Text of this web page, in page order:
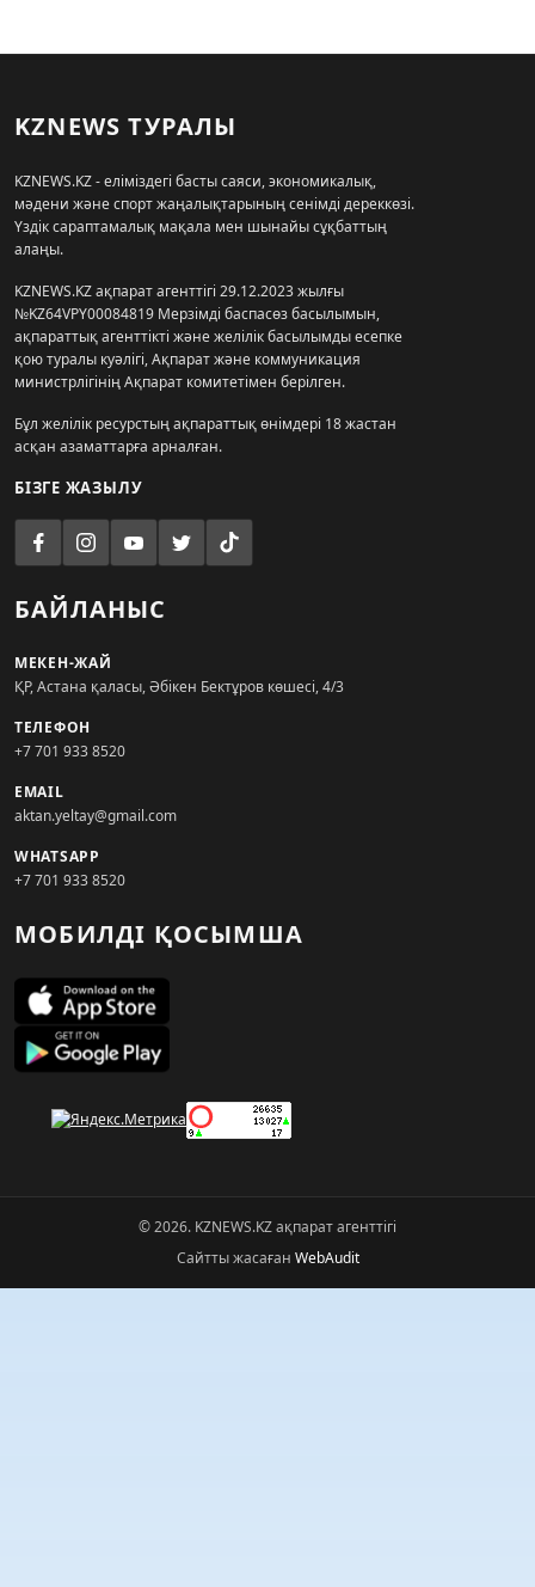
KZNEWS ТУРАЛЫ
KZNEWS.KZ - еліміздегі басты саяси, экономикалық,
мәдени және спорт жаңалықтарының сенімді дереккөзі.
Үздік сараптамалық мақала мен шынайы сұқбаттың
алаңы.
KZNEWS.KZ ақпарат агенттігі 29.12.2023 жылғы
№KZ64VPY00084819 Мерзімді баспасөз басылымын,
ақпараттық агенттікті және желілік басылымды есепке
қою туралы куәлігі, Ақпарат және коммуникация
министрлігінің Ақпарат комитетімен берілген.
Бұл желілік ресурстың ақпараттық өнімдері 18 жастан
асқан азаматтарға арналған.
БІЗГЕ ЖАЗЫЛУ
БАЙЛАНЫС
МЕКЕН-ЖАЙ
ҚР, Астана қаласы, Әбікен Бектұров көшесі, 4/3
ТЕЛЕФОН
+7 701 933 8520
EMAIL
aktan.yeltay@gmail.com
WHATSAPP
+7 701 933 8520
МОБИЛДІ ҚОСЫМША
© 2026. KZNEWS.KZ ақпарат агенттігі
Сайтты жасаған WebAudit